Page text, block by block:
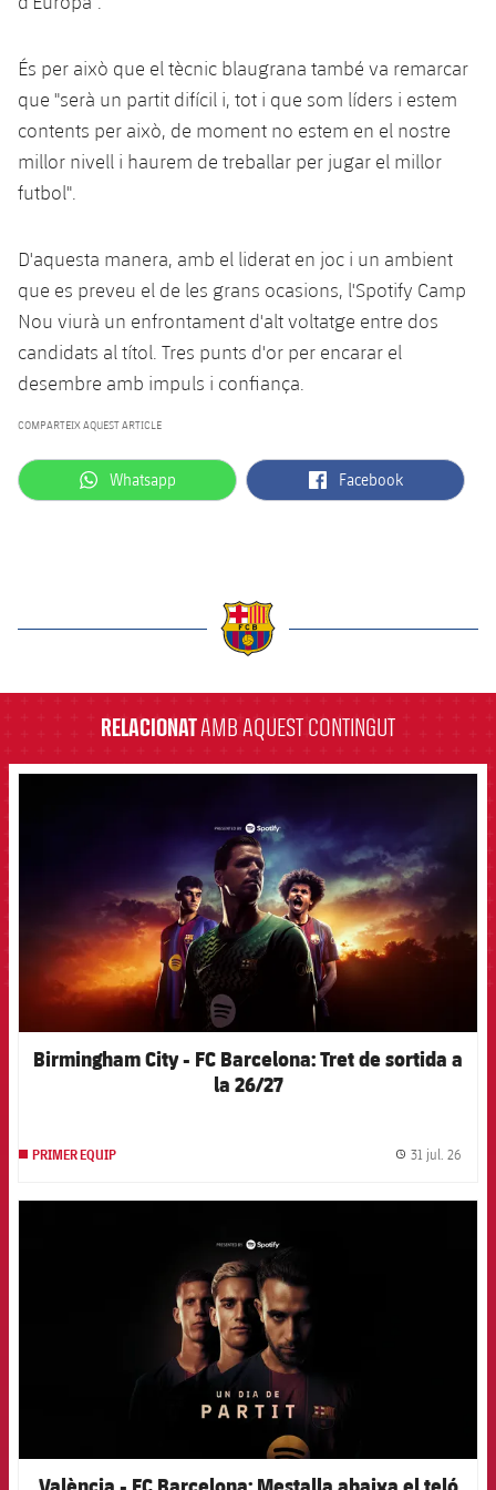
És per això que el tècnic blaugrana també va remarcar
que "serà un partit difícil i, tot i que som líders i estem
contents per això, de moment no estem en el nostre
millor nivell i haurem de treballar per jugar el millor
futbol".
D'aquesta manera, amb el liderat en joc i un ambient
que es preveu el de les grans ocasions, l'Spotify Camp
Nou viurà un enfrontament d'alt voltatge entre dos
candidats al títol. Tres punts d'or per encarar el
desembre amb impuls i confiança.
COMPARTEIX AQUEST ARTICLE
label.aria.whatsapp
Whatsapp label.aria.facebook
Facebook
RELACIONATAMB AQUEST CONTINGUT
Birmingham City - FC Barcelona: Tret de sortida a
la 26/27
PRIMER EQUIP 31 jul. 26